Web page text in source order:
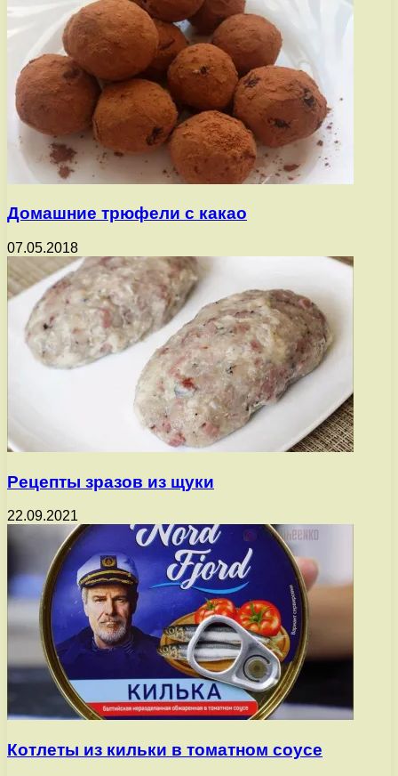
Домашние трюфели с какао
07.05.2018
Рецепты зразов из щуки
22.09.2021
Котлеты из кильки в томатном соусе